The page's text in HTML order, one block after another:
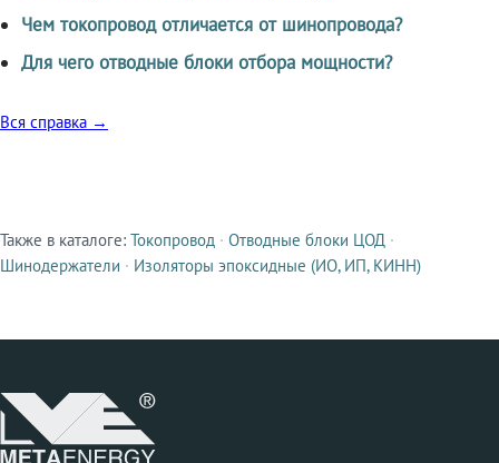
Чем токопровод отличается от шинопровода?
Для чего отводные блоки отбора мощности?
Вся справка →
Смежные продукты
Также в каталоге: Токопровод · Отводные блоки ЦОД ·
Шинодержатели · Изоляторы эпоксидные (ИО, ИП, КИНН)